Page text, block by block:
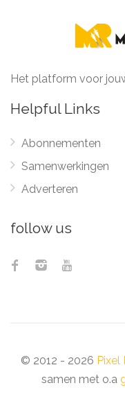
Het platform voor
Helpful Links
Abonnementen
Samenwerkingen
Adverteren
follow us
© 2012 - 2026 Pixel
samen met o.a